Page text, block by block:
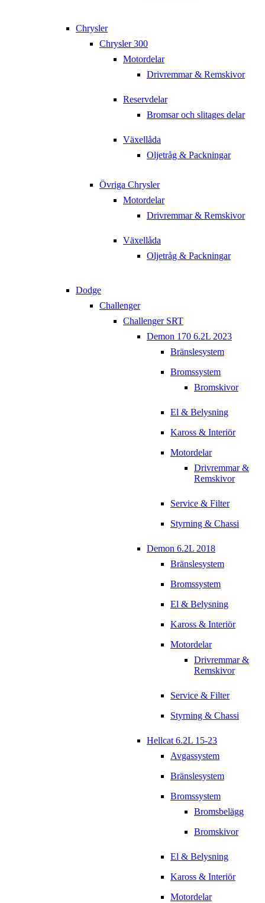
Chrysler
Chrysler 300
Motordelar
Drivremmar & Remskivor
Reservdelar
Bromsar och slitages delar
Växellåda
Oljetråg & Packningar
Övriga Chrysler
Motordelar
Drivremmar & Remskivor
Växellåda
Oljetråg & Packningar
Dodge
Challenger
Challenger SRT
Demon 170 6.2L 2023
Bränslesystem
Bromssystem
Bromskivor
El & Belysning
Kaross & Interiör
Motordelar
Drivremmar &
Remskivor
Service & Filter
Styrning & Chassi
Demon 6.2L 2018
Bränslesystem
Bromssystem
El & Belysning
Kaross & Interiör
Motordelar
Drivremmar &
Remskivor
Service & Filter
Styrning & Chassi
Hellcat 6.2L 15-23
Avgassystem
Bränslesystem
Bromssystem
Bromsbelägg
Bromskivor
El & Belysning
Kaross & Interiör
Motordelar